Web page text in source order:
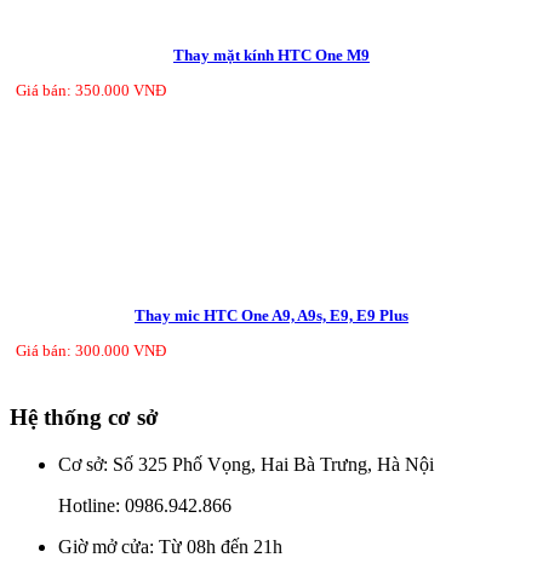
Thay mặt kính HTC One M9
Giá bán: 350.000 VNĐ
Thay mic HTC One A9, A9s, E9, E9 Plus
Giá bán: 300.000 VNĐ
Hệ thống cơ sở
Cơ sở: Số 325 Phố Vọng, Hai Bà Trưng, Hà Nội
Hotline: 0986.942.866
Giờ mở cửa: Từ 08h đến 21h